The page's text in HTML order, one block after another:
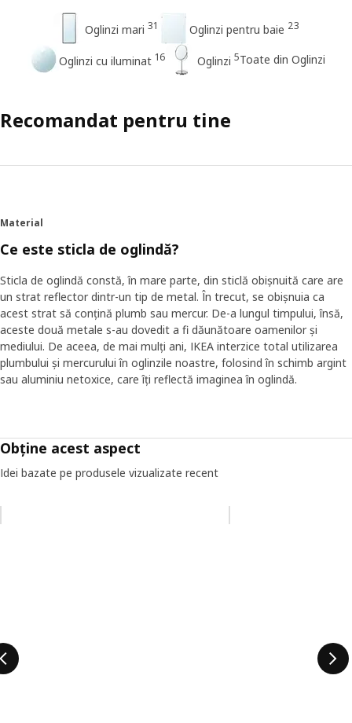
Oglinzi mari 31 Oglinzi pentru baie 23
Oglinzi cu iluminat 16 Oglinzi 5Toate din Oglinzi
Recomandat pentru tine
Material
Ce este sticla de oglindă?
Sticla de oglindă constă, în mare parte, din sticlă obișnuită care are
un strat reflector dintr-un tip de metal. În trecut, se obișnuia ca
acest strat să conțină plumb sau mercur. De-a lungul timpului, însă,
aceste două metale s-au dovedit a fi dăunătoare oamenilor și
mediului. De aceea, de mai mulți ani, IKEA interzice total utilizarea
plumbului și mercurului în oglinzile noastre, folosind în schimb argint
sau aluminiu netoxice, care îți reflectă imaginea în oglindă.
Obține acest aspect
Idei bazate pe produsele vizualizate recent